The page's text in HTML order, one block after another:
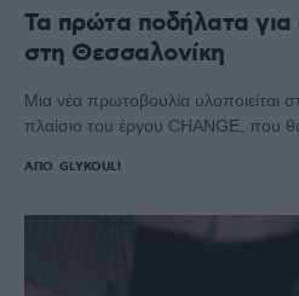
Τα πρώτα ποδήλατα
στη Θεσσαλονίκη
Μια νέα πρωτοβουλία υλοποιείται
πλαίσιο του έργου CHANGE, που
ΑΠΌ GLYKOULI